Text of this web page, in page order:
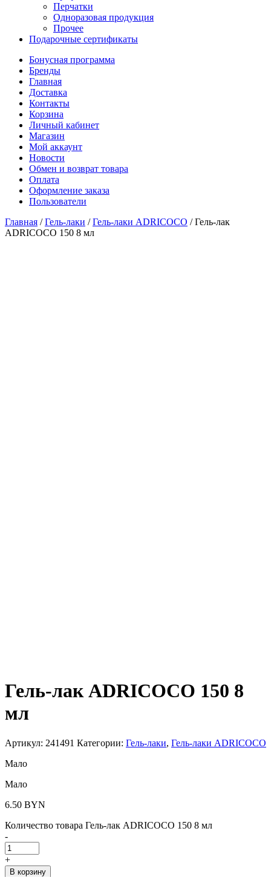
Перчатки
Одноразовая продукция
Прочее
Подарочные сертификаты
Бонусная программа
Бренды
Главная
Доставка
Контакты
Корзина
Личный кабинет
Магазин
Мой аккаунт
Новости
Обмен и возврат товара
Оплата
Оформление заказа
Пользователи
Главная /Гель-лаки /Гель-лаки ADRICOCO /Гель-лак
ADRICOCO 150 8 мл
Гель-лак ADRICOCO 150 8
мл
Артикул: 241491 Категории: Гель-лаки, Гель-лаки ADRICOCO
Мало
Мало
6.50 BYN
Количество товара Гель-лак ADRICOCO 150 8 мл
-
+
В корзину